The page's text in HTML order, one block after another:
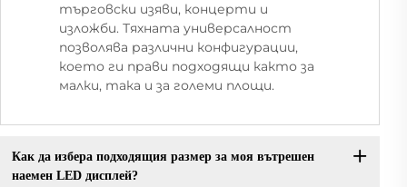
търговски изяви, концерти и
изложби. Тяхната универсалност
позволява различни конфигурации,
което ги прави подходящи както за
малки, така и за големи площи.
Как да избера подходящия размер за моя вътрешен
наемен LED дисплей?